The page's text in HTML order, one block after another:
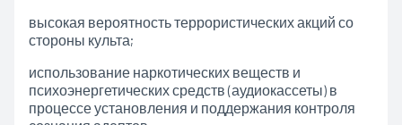
высокая вероятность террористических акций со
стороны культа;
использование наркотических веществ и
психоэнергетических средств (аудиокассеты) в
процессе установления и поддержания контроля